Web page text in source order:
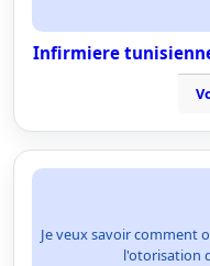
Infirmiere
Je veux savoir comment
l'otorisation